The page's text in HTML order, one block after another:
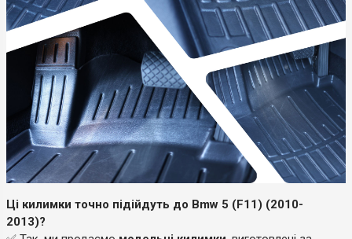
Ці килимки точно підійдуть до Bmw 5 (F11) (2010-
2013)?